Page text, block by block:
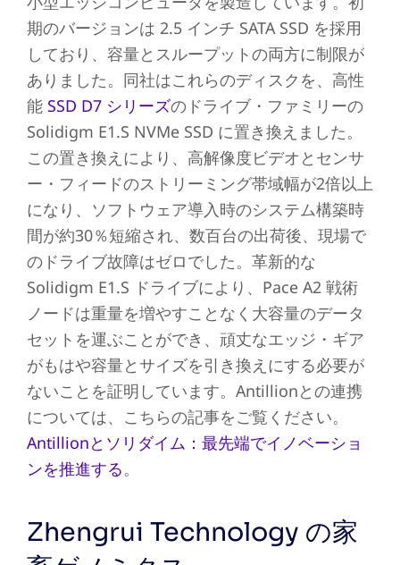
期のバージョンは 2.5 インチ SATA SSD を採用
しており、容量とスループットの両方に制限が
ありました。同社はこれらのディスクを、高性
能 SSD D7 シリーズのドライブ・ファミリーの
Solidigm E1.S NVMe SSD に置き換えました。
この置き換えにより、高解像度ビデオとセンサ
ー・フィードのストリーミング帯域幅が2倍以上
になり、ソフトウェア導入時のシステム構築時
間が約30％短縮され、数百台の出荷後、現場で
のドライブ故障はゼロでした。革新的な
Solidigm E1.S ドライブにより、Pace A2 戦術
ノードは重量を増やすことなく大容量のデータ
セットを運ぶことができ、頑丈なエッジ・ギア
がもはや容量とサイズを引き換えにする必要が
ないことを証明しています。Antillionとの連携
については、こちらの記事をご覧ください。
Antillionとソリダイム：最先端でイノベーショ
ンを推進する。
Zhengrui Technology の家